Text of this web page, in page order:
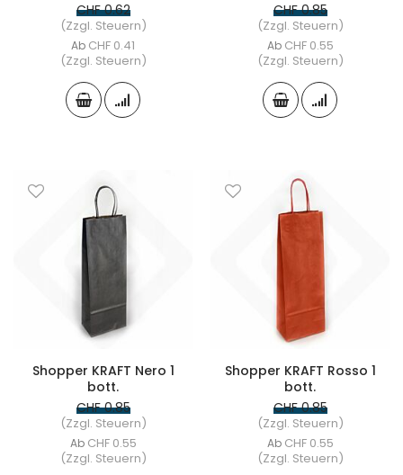
CHF 0.62
(Zzgl. Steuern)
Ab CHF 0.41
(Zzgl. Steuern)
CHF 0.85
(Zzgl. Steuern)
Ab CHF 0.55
(Zzgl. Steuern)
Shopper KRAFT Nero 1
bott.
CHF 0.85
(Zzgl. Steuern)
Ab CHF 0.55
(Zzgl. Steuern)
Shopper KRAFT Rosso 1
bott.
CHF 0.85
(Zzgl. Steuern)
Ab CHF 0.55
(Zzgl. Steuern)